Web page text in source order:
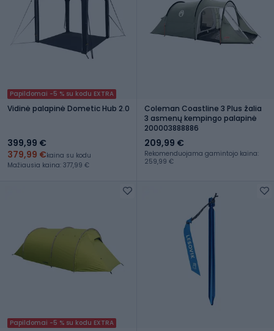
Papildomai -5 % su kodu EXTRA
Vidinė palapinė Dometic Hub 2.0
399,99 €
379,99 €kaina su kodu
Mažiausia kaina: 377,99 €
Coleman Coastline 3 Plus žalia
3 asmenų kempingo palapinė
200003888886
209,99 €
Rekomenduojama gamintojo kaina:
259,99 €
Papildomai -5 % su kodu EXTRA